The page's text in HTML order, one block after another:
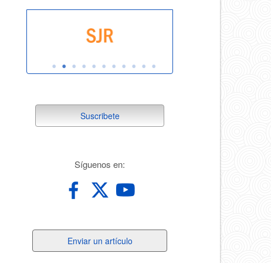
suscribete
Suscribete
Síguenos en:
un
Enviar un artículo